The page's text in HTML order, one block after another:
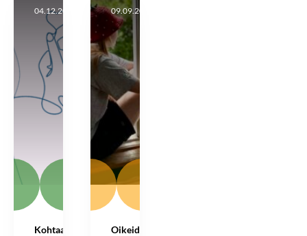
04.12.2025
Kohtaamisia
09.09.2025
Oikeiden